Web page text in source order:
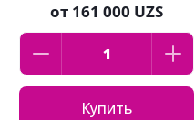
3-4, 30 мл
от 161 000 UZS
Купить